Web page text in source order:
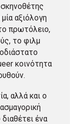
αξιόλογη
πρωτόλειο,
το φιλμ
κοινότητα
αλλά και ο
ένα